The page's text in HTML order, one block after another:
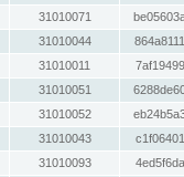
31010071
31010044
31010011
31010051
31010052
31010043
31010093